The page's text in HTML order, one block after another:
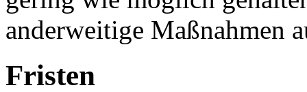
anderweitige Maßnahmen
Fristen